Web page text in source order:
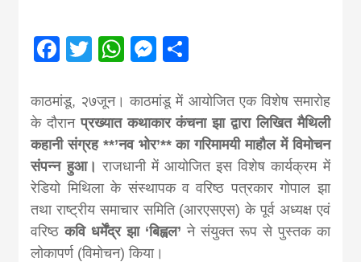
news,
khabar
Facebook
Twitter
WhatsApp
Messenger
काठमांडू, २७जून। काठमांडू में आयोजित एक विशेष समारोह
के दौरानप्रख्यात कथाकार कंचना झा द्वारा लिखित मैथिली
कहानी संग्रह **’नव भोर’** का गरिमामयी माहौल में विमोचन
संपन्न हुआ। राजधानी में आयोजित इस विशेष कार्यक्रम में
रेडियो मिथिला के संस्थापक व वरिष्ठ पत्रकार गोपाल झा
तथा राष्ट्रीय समाचार समिति (आरएसएस) के पूर्व अध्यक्ष एवं
वरिष्ठकवि धर्मेंद्र झा ‘बिह्वल’ ने संयुक्त रूप से पुस्तक का
लोकापर्ण (विमोचन) किया।